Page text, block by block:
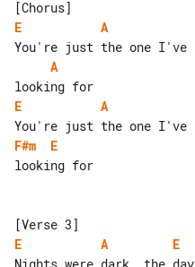
E
A
A
E
A
F#m
E
looking for
E
A
E